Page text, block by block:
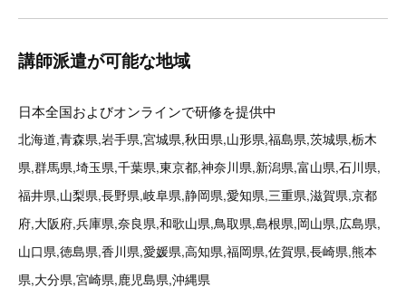
講師派遣が可能な地域
日本全国およびオンラインで研修を提供中
北海道,青森県,岩手県,宮城県,秋田県,山形県,福島県,茨城県,栃木
県,群馬県,埼玉県,千葉県,東京都,神奈川県,新潟県,富山県,石川県,
福井県,山梨県,長野県,岐阜県,静岡県,愛知県,三重県,滋賀県,京都
府,大阪府,兵庫県,奈良県,和歌山県,鳥取県,島根県,岡山県,広島県,
山口県,徳島県,香川県,愛媛県,高知県,福岡県,佐賀県,長崎県,熊本
県,大分県,宮崎県,鹿児島県,沖縄県